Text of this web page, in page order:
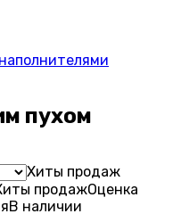
пухом
Хиты продаж
продажОценка
В наличии